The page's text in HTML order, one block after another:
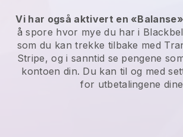
Vi har også aktivert en
å spore hvor mye du har i
som du kan trekke tilbake med
Stripe, og i sanntid se pengene
kontoen din. Du kan til og med
for utbetalingene